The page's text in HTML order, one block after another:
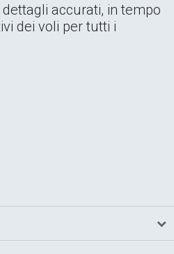
accurati, in tempo
dei voli per tutti i